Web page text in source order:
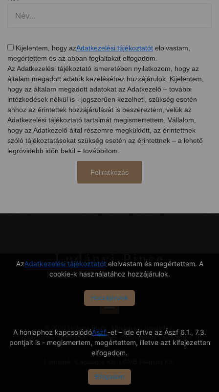
Kijelentem, hogy azAdatkezelési tájékoztatót elolvastam,
megértettem és az abban foglaltakat elfogadom.
Az Adatkezelési tájékoztató ismeretében nyilatkozom, hogy az
általam megadott adatok kezeléséhez hozzájárulok. Kijelentem,
hogy az általam megadott adatokat az Adatkezelő – további
intézkedések nélkül is - jogszerűen kezelheti, szükség esetén
ahhoz az érintettek hozzájárulását is beszereztem, velük az
Adatkezelési tájékoztató tartalmát megismertettem. Vállalom,
hogy az Adatkezelő által részemre megküldött, az érintettnek
szóló tájékoztatásokat szükség esetén az érintettnek – a lehető
legrövidebb időn belül – továbbítom.
Feliratkozás
Ludányi Pince
Ahol a Nap és a hegy összeér
© 2026 Ludányi Pince. Minden jog fenntartva.
Általános Szerződési Feltételek
AzAdatkezelési tájékoztatótelolvastam és megértettem. A
cookie-k használatához hozzájárulok.
Hozzájárulok
A honlaphoz kapcsolódóÁszf.-et – ide értve az Ászf 6.1., 7.3.
pontjait is - megismertem, megértettem, illetve azt kifejezetten
elfogadom.
Elfogadom